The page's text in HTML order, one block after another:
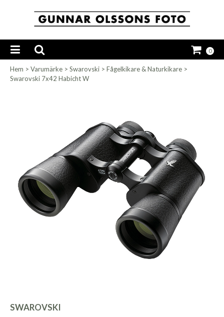
0
Hem > Varumärke > Swarovski > Fågelkikare & Naturkikare >
Swarovski 7x42 Habicht W
SWAROVSKI